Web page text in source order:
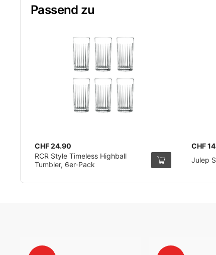
Passend zu
CHF 24.90
RCR Style Timeless Highball
Tumbler, 6er-Pack
CHF
Julep